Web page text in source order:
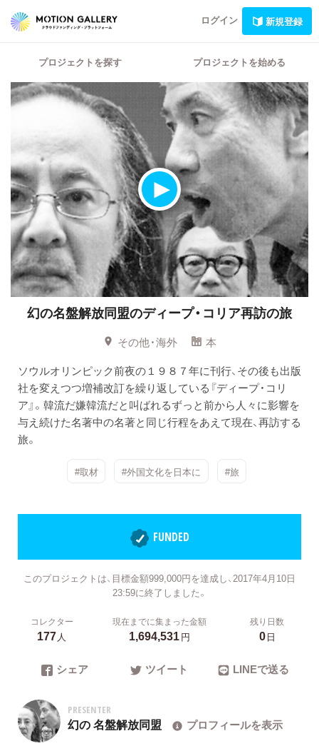
ログイン 新規登録
プロジェクトを探す プロジェクトを始める
幻の名盤解放同盟のディープ・コリア再訪の旅
その他・海外
本
ソウルオリンピック前夜の１９８７年に刊行、その後も出版
社を変えつつ増補改訂を繰り返している『ディープ・コリ
ア』。韓流だ嫌韓流だと叫ばれるずっと前から人々に影響を
与え続けた名著中の名著と同じ行程をあえて現在、再訪する
旅。
#取材 #外国文化を日本に #旅
FUNDED
このプロジェクトは、目標金額999,000円を達成し、2017年4月10日
23:59に終了しました。
コレクター
177人
現在までに集まった金額
1,694,531円
残り日数
0日
シェア ツイート LINEで送る
PRESENTER
幻の 名盤解放同盟 プロフィールを表示